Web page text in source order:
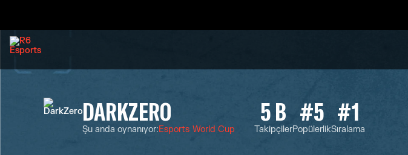
DARKZERO
Şu anda oynanıyor:Esports World Cup
5 B
Takipçiler
#5
Popülerlik
#1
Sıralama